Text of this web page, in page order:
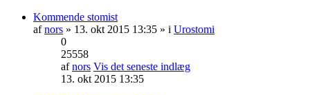
Kommende stomist
afnors » 13. okt 2015 13:35 » i Urostomi
0
25558
afnors Vis det seneste indlæg
13. okt 2015 13:35